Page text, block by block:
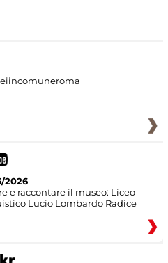
2026
e raccontare il museo: Liceo
Lucio Lombardo Radice